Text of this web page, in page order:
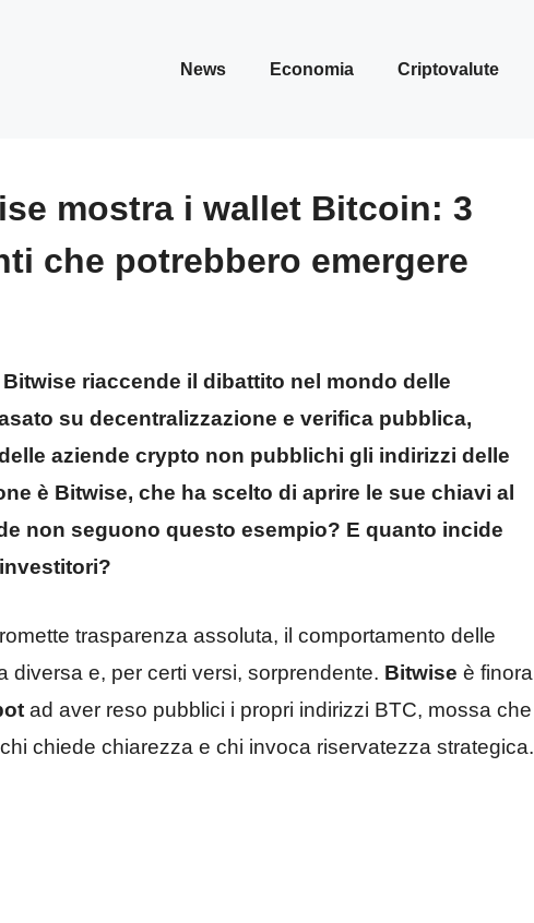
News Economia Criptovalute
mostra i wallet Bitcoin: 3
che potrebbero emergere
riaccende il dibattito nel mondo delle
su decentralizzazione e verifica pubblica,
aziende crypto non pubblichi gli indirizzi delle
è Bitwise, che ha scelto di aprire le sue chiavi al
non seguono questo esempio? E quanto incide
trasparenza assoluta, il comportamento delle
diversa e, per certi versi, sorprendente. Bitwise è finora
ad aver reso pubblici i propri indirizzi BTC, mossa che
chiede chiarezza e chi invoca riservatezza strategica.